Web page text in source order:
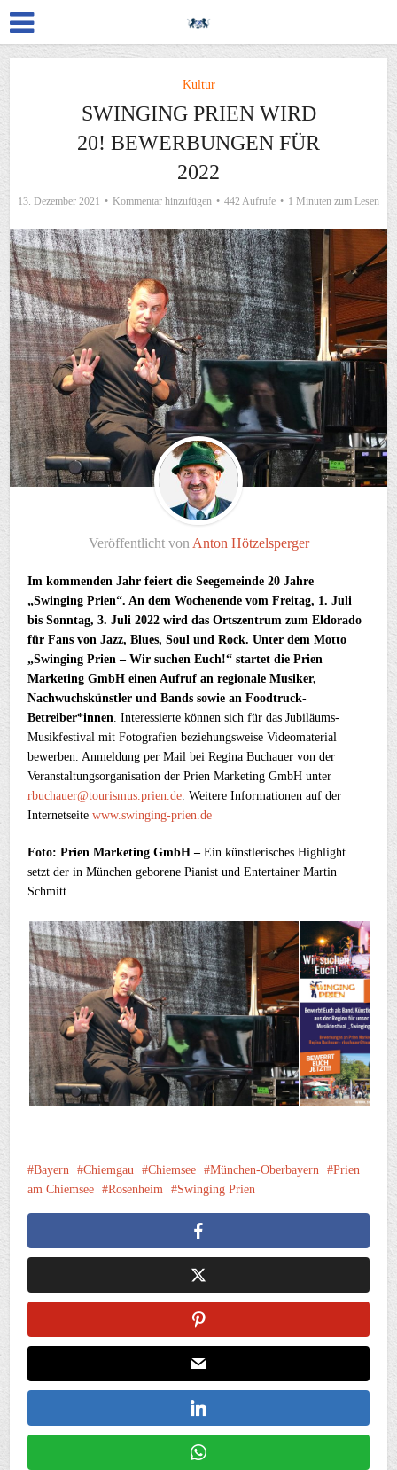
Kultur
SWINGING PRIEN WIRD
20! BEWERBUNGEN FÜR
2022
13. Dezember 2021 Kommentar hinzufügen 442 Aufrufe 1 Minuten zum Lesen
Veröffentlicht vonAnton Hötzelsperger
Im kommenden Jahr feiert die Seegemeinde 20 Jahre
„Swinging Prien“. An dem Wochenende vom Freitag, 1. Juli
bis Sonntag, 3. Juli 2022 wird das Ortszentrum zum Eldorado
für Fans von Jazz, Blues, Soul und Rock. Unter dem Motto
„Swinging Prien – Wir suchen Euch!“ startet die Prien
Marketing GmbH einen Aufruf an regionale Musiker,
Nachwuchskünstler und Bands sowie an Foodtruck-
Betreiber*innen. Interessierte können sich für das Jubiläums-
Musikfestival mit Fotografien beziehungsweise Videomaterial
bewerben. Anmeldung per Mail bei Regina Buchauer von der
Veranstaltungsorganisation der Prien Marketing GmbH unter
rbuchauer@tourismus.prien.de. Weitere Informationen auf der
Internetseitewww.swinging-prien.de
Foto: Prien Marketing GmbH – Ein künstlerisches Highlight
setzt der in München geborene Pianist und Entertainer Martin
Schmitt.
Bayern Chiemgau Chiemsee München-Oberbayern
Prien
am Chiemsee
Rosenheim Swinging Prien